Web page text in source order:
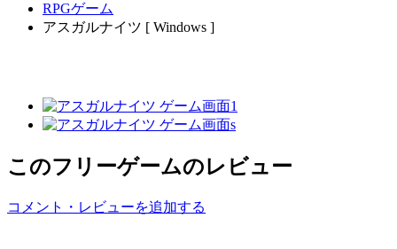
RPGゲーム
アスガルナイツ [ Windows ]
このフリーゲームのレビュー
コメント・レビューを追加する